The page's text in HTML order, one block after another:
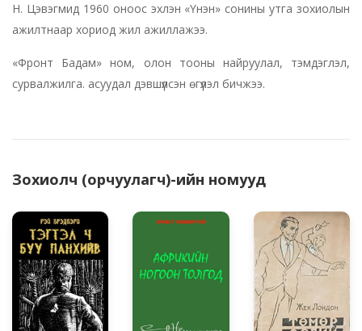
Н. Цэвэгмид 1960 оноос эхлэн «Үнэн» сонины утга зохиолын
ажилтнаар хориод жил ажиллажээ.
«Фронт Бадам» ном, олон тооны найруулал, тэмдэглэл,
сурвалжилга. асуудал дэвшүүлсэн өгүүлэл бичжээ.
Зохиолч (орчуулагч)-ийн номууд